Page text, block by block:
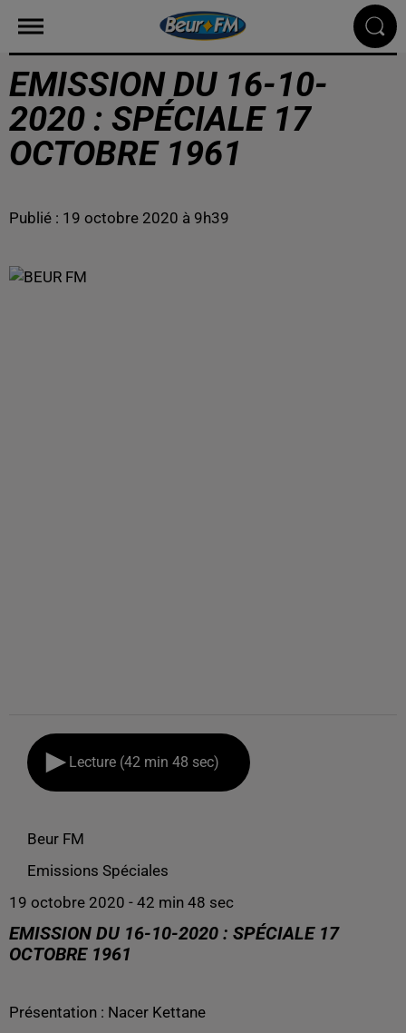
EMISSION DU 16-10-
2020 : SPÉCIALE 17
OCTOBRE 1961
Publié : 19 octobre 2020 à 9h39
Lecture (42 min 48 sec)
Beur FM
Emissions Spéciales
19 octobre 2020 - 42 min 48 sec
EMISSION DU 16-10-2020 : SPÉCIALE 17
OCTOBRE 1961
Présentation : Nacer Kettane